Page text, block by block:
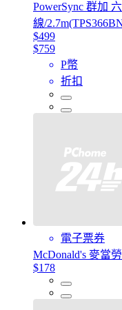
PowerSync 群加
線/
$499
$759
P幣
折扣
電子票券
McDonald's 麥當
$178